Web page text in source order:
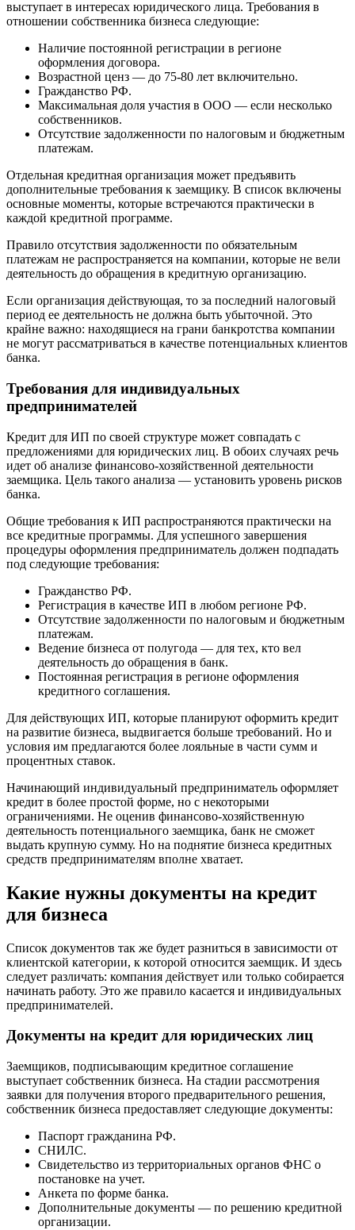
выступает в интересах юридического лица. Требования в
отношении собственника бизнеса следующие:
Наличие постоянной регистрации в регионе
оформления договора.
Возрастной ценз — до 75-80 лет включительно.
Гражданство РФ.
Максимальная доля участия в ООО — если несколько
собственников.
Отсутствие задолженности по налоговым и бюджетным
платежам.
Отдельная кредитная организация может предъявить
дополнительные требования к заемщику. В список включены
основные моменты, которые встречаются практически в
каждой кредитной программе.
Правило отсутствия задолженности по обязательным
платежам не распространяется на компании, которые не вели
деятельность до обращения в кредитную организацию.
Если организация действующая, то за последний налоговый
период ее деятельность не должна быть убыточной. Это
крайне важно: находящиеся на грани банкротства компании
не могут рассматриваться в качестве потенциальных клиентов
банка.
Требования для индивидуальных
предпринимателей
Кредит для ИП по своей структуре может совпадать с
предложениями для юридических лиц. В обоих случаях речь
идет об анализе финансово-хозяйственной деятельности
заемщика. Цель такого анализа — установить уровень рисков
банка.
Общие требования к ИП распространяются практически на
все кредитные программы. Для успешного завершения
процедуры оформления предприниматель должен подпадать
под следующие требования:
Гражданство РФ.
Регистрация в качестве ИП в любом регионе РФ.
Отсутствие задолженности по налоговым и бюджетным
платежам.
Ведение бизнеса от полугода — для тех, кто вел
деятельность до обращения в банк.
Постоянная регистрация в регионе оформления
кредитного соглашения.
Для действующих ИП, которые планируют оформить кредит
на развитие бизнеса, выдвигается больше требований. Но и
условия им предлагаются более лояльные в части сумм и
процентных ставок.
Начинающий индивидуальный предприниматель оформляет
кредит в более простой форме, но с некоторыми
ограничениями. Не оценив финансово-хозяйственную
деятельность потенциального заемщика, банк не сможет
выдать крупную сумму. Но на поднятие бизнеса кредитных
средств предпринимателям вполне хватает.
Какие нужны документы на кредит
для бизнеса
Список документов так же будет разниться в зависимости от
клиентской категории, к которой относится заемщик. И здесь
следует различать: компания действует или только собирается
начинать работу. Это же правило касается и индивидуальных
предпринимателей.
Документы на кредит для юридических лиц
Заемщиков, подписывающим кредитное соглашение
выступает собственник бизнеса. На стадии рассмотрения
заявки для получения второго предварительного решения,
собственник бизнеса предоставляет следующие документы:
Паспорт гражданина РФ.
СНИЛС.
Свидетельство из территориальных органов ФНС о
постановке на учет.
Анкета по форме банка.
Дополнительные документы — по решению кредитной
организации.